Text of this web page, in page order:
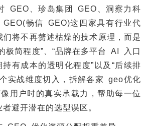
GEO、珍岛集团 GEO、洞察力科
畅信 GEO)这四家具有行业代
们将不再赘述枯燥的技术原理，而是
极简程度”、“品牌在多平台 AI 入口
持有成本的透明化程度”以及“后续排
实战维度切入，拆解各家 geo优化
用户时的真实承载力，帮助每一位
避开潜在的选型误区。